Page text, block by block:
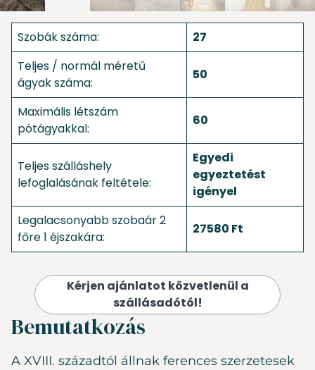
Szobák száma:
27
Teljes / normál méretű
ágyak száma:
50
Maximális létszám
pótágyakkal:
60
Teljes szálláshely
lefoglalásának feltétele:
Egyedi
egyeztetést
igényel
Legalacsonyabb szobaár 2
főre 1 éjszakára:
27580 Ft
Kérjen ajánlatot közvetlenül a
szállásadótól!
Bemutatkozás
A XVIII. századtól állnak ferences szerzetesek